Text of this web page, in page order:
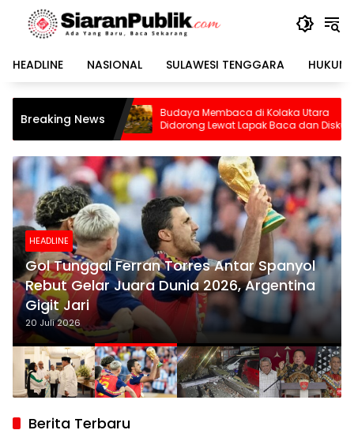
Langsung
konten
HEADLINE
NASIONAL SULAWESI TENGGARA HUKUM
Breaking News
Budaya Membaca di Kolaka Utara
Didorong Lewat Lapak Baca dan Diskusi
HEADLINE
Gol Tunggal Ferran Torres Antar Spanyol
Rebut Gelar Juara Dunia 2026, Argentina
Gigit Jari
20 Juli 2026
Berita Terbaru